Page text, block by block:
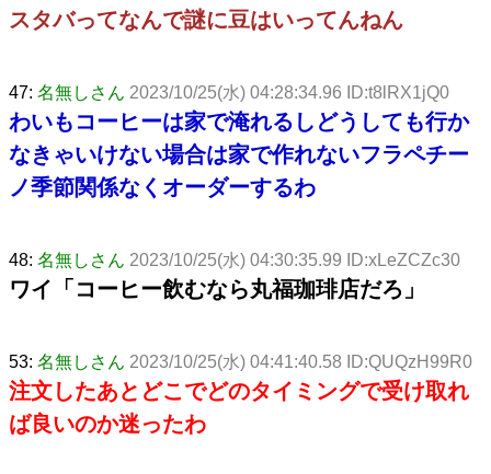
スタバってなんで謎に豆はいってんねん
47: 名無しさん 2023/10/25(水) 04:28:34.96 ID:t8lRX1jQ0
わいもコーヒーは家で淹れるしどうしても行か
なきゃいけない場合は家で作れないフラペチー
ノ季節関係なくオーダーするわ
48: 名無しさん 2023/10/25(水) 04:30:35.99 ID:xLeZCZc30
ワイ「コーヒー飲むなら丸福珈琲店だろ」
53: 名無しさん 2023/10/25(水) 04:41:40.58 ID:QUQzH99R0
注文したあとどこでどのタイミングで受け取れ
ば良いのか迷ったわ